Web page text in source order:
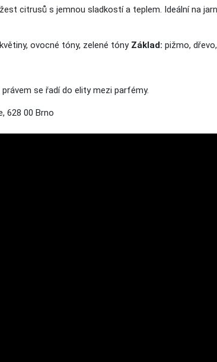
citrusů s jemnou sladkostí a teplem. Ideální na
ovocné tóny, zelené tóny Základ: pižmo,
právem se řadído elitymezi parfémy.
628 00 Brno